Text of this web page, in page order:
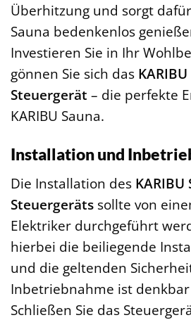
Überhitzung und sorgt
Sauna bedenkenlos
Investieren Sie in Ihr
gönnen Sie sich das
Steuergerät – die perfekte
KARIBU Sauna.
Installation und
Die Installation des KARIBU
Steuergeräts sollte von
Elektriker durchgeführt
hierbei die beiliegende
und die geltenden
Inbetriebnahme ist
Schließen Sie das